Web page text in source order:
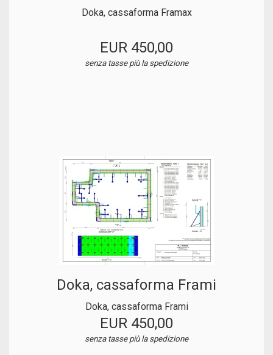
Doka, cassaforma Framax
EUR 450,00
senza tasse più la spedizione
Doka, cassaforma Frami
Doka, cassaforma Frami
EUR 450,00
senza tasse più la spedizione